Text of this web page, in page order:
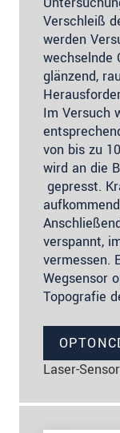
Verschleiß
werden
wechselnde
glänzend,
Im Versuch
von bis zu
wird an die
gepresst.
verspannt,
vermessen.
Wegsensor
Topografie
Laser-